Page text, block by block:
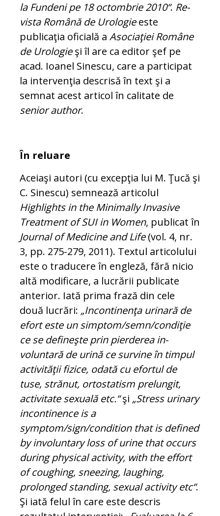
la Fundeni pe 18 octombrie 2010“. Re­
vista Română de Urologieeste
publicaţia oficială a Asociaţiei Române
de Urologieşi îl are ca editor şef pe
acad. Ioanel Si­nescu, care a participat
la intervenţia des­crisă în text şi a
semnat acest articol în calitate de
senior author.
În reluare
Aceiaşi autori (cu excepţia lui M. Ţucă şi
C. Sinescu) semnează articolul
Highlights in the Minimally Invasive
Treatment of SUI in Women, publicat în
Journal of Me­dicine and Life(vol. 4, nr.
3, pp. 275-279, 2011). Textul articolului
este o traducere în engleză, fără nicio
altă modificare, a lu­crării publicate
anterior. Iată prima frază din cele
două lucrări: „Incontinenţa uri­nară de
efort este un simptom/semn/condiţie
ce se defineşte prin pierderea in­
voluntară de urină ce survine în timpul
activităţii fizice, odată cu efortul de
tuse, strănut, ortostatism prelungit,
activitate sexuală etc.“şi „Stress urinary
in­con­ti­nence is a
symptom/sign/condition that is defined
by involuntary loss of urine that occurs
during physical activity, with the effort
of coughing, sneezing, lau­ghing,
prolonged standing, sexual ac­ti­vity etc“.
Şi iată felul în care este descris